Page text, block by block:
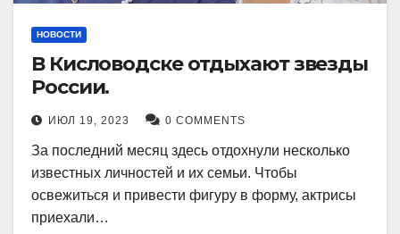
НОВОСТИ
В Кисловодске отдыхают звезды
России.
ИЮЛ 19, 2023 0 COMMENTS
За последний месяц здесь отдохнули несколько
известных личностей и их семьи. Чтобы
освежиться и привести фигуру в форму, актрисы
приехали…